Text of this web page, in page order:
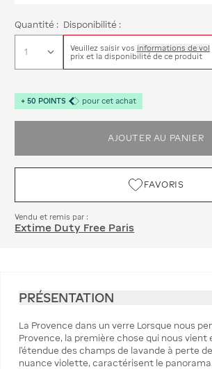
Quantité : Disponibilité :
Veuillez saisir vos informations de vol
prix et la disponibilité de ce produit
+ 50 POINTS pour cet achat
AJOUTER AU PANIER
FAVORIS
Vendu et remis par :
Extime Duty Free Paris
PRÉSENTATION
La Provence dans un verre Lorsque nous
Provence, la première chose qui nous vient
l’étendue des champs de lavande à perte
nuance violette, caractérisent le panorama.